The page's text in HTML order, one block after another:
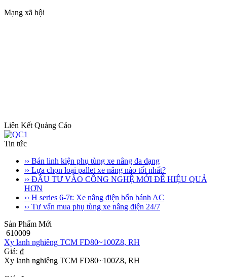
Mạng xã hội
Liên Kết Quảng Cáo
Tin tức
›› Bán linh kiện phụ tùng xe nâng đa dạng
›› Lựa chọn loại pallet xe nâng nào tốt nhất?
›› ĐẦU TƯ VÀO CÔNG NGHỆ MỚI ĐỂ HIỆU QUẢ
HƠN
›› H series 6-7t: Xe nâng điện bốn bánh AC
›› Tư vấn mua phụ tùng xe nâng điện 24/7
Sản Phẩm Mới
610009
Xy lanh nghiêng TCM FD80~100Z8, RH
Giá: ₫
Xy lanh nghiêng TCM FD80~100Z8, RH